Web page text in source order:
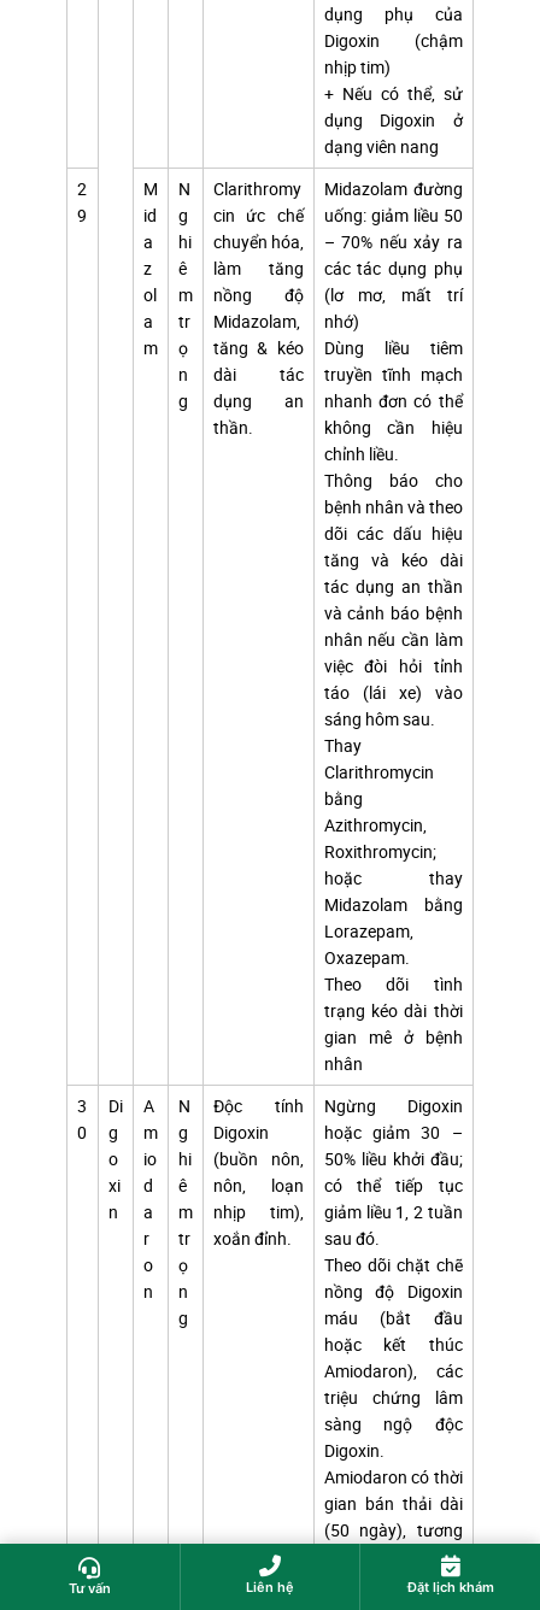
dụng phụ của
Digoxin (chậm
nhịp tim)
+ Nếu có thể, sử
dụng Digoxin ở
dạng viên nang
2
9
M
id
a
z
ol
a
m
N
g
hi
ê
m
tr
ọ
n
g
Clarithromy
cin ức chế
chuyển hóa,
làm tăng
nồng độ
Midazolam,
tăng & kéo
dài tác
dụng an
thần.
Midazolam đường
uống: giảm liều 50
– 70% nếu xảy ra
các tác dụng phụ
(lơ mơ, mất trí
nhớ)
Dùng liều tiêm
truyền tĩnh mạch
nhanh đơn có thể
không cần hiệu
chỉnh liều.
Thông báo cho
bệnh nhân và theo
dõi các dấu hiệu
tăng và kéo dài
tác dụng an thần
và cảnh báo bệnh
nhân nếu cần làm
việc đòi hỏi tỉnh
táo (lái xe) vào
sáng hôm sau.
Thay
Clarithromycin
bằng
Azithromycin,
Roxithromycin;
hoặc thay
Midazolam bằng
Lorazepam,
Oxazepam.
Theo dõi tình
trạng kéo dài thời
gian mê ở bệnh
nhân
3
0
Di
g
o
xi
n
A
m
io
d
a
r
o
n
N
g
hi
ê
m
tr
ọ
n
g
Độc tính
Digoxin
(buồn nôn,
nôn, loạn
nhịp tim),
xoắn đỉnh.
Ngừng Digoxin
hoặc giảm 30 –
50% liều khởi đầu;
có thể tiếp tục
giảm liều 1, 2 tuần
sau đó.
Theo dõi chặt chẽ
nồng độ Digoxin
máu (bắt đầu
hoặc kết thúc
Amiodaron), các
triệu chứng lâm
sàng ngộ độc
Digoxin.
Amiodaron có thời
gian bán thải dài
(50 ngày), tương
tác có thể vẫn tồn
tại một vài tuần
Tư vấn Liên hệ Đặt lịch khám